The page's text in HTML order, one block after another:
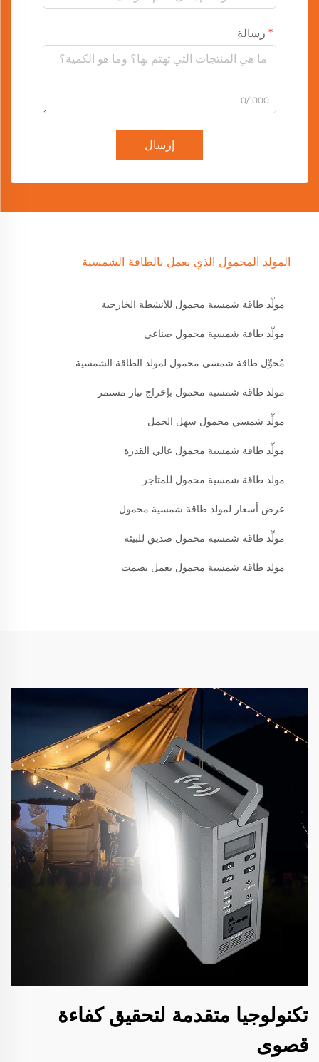
رسالة
0/1000
إرسال
المولد المحمول الذي يعمل بالطاقة الشمسية
مولّد طاقة شمسية محمول للأنشطة الخارجية
مولّد طاقة شمسية محمول صناعي
مُحوِّل طاقة شمسي محمول لمولد الطاقة الشمسية
مولد طاقة شمسية محمول بإخراج تيار مستمر
مولِّد شمسي محمول سهل الحمل
مولِّد طاقة شمسية محمول عالي القدرة
مولد طاقة شمسية محمول للمتاجر
عرض أسعار لمولد طاقة شمسية محمول
مولِّد طاقة شمسية محمول صديق للبيئة
مولد طاقة شمسية محمول يعمل بصمت
تكنولوجيا متقدمة لتحقيق كفاءة
قصوى